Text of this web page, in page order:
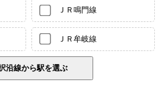
ＪＲ鳴門線
ＪＲ牟岐線